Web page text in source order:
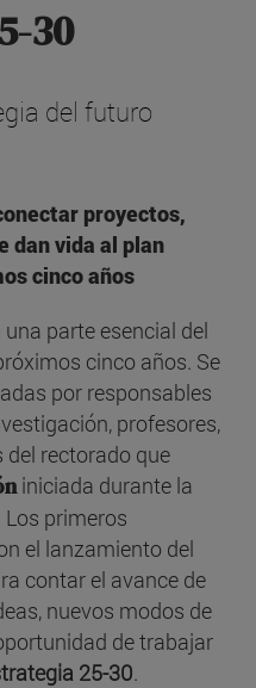
30
del futuro
proyectos,
dan vida al plan
cinco años
parte esencial del
cinco años. Se
por responsables
profesores,
rectorado que
iniciada durante la
primeros
el lanzamiento del
contar el avance de
nuevos modos de
de trabajar
25-30.